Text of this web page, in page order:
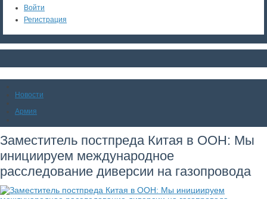
Войти
Регистрация
Новости
Армия
Заместитель постпреда Китая в ООН: Мы
инициируем международное
расследование диверсии на газопровода